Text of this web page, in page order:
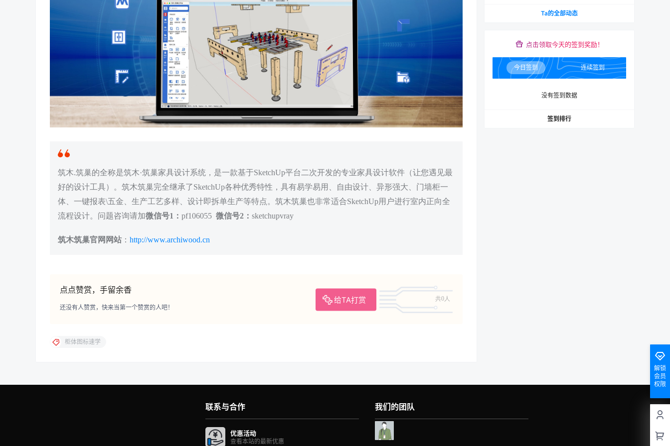
筑木.筑巢的全称是筑木·筑巢家具设计系统，是一款基于SketchUp平台二次开发的专业家具设计软件（让您遇见最
好的设计工具）。筑木筑巢完全继承了SketchUp各种优秀特性，具有易学易用、自由设计、异形强大、门墙柜一
体、一键报表\五金、生产工艺多样、设计即拆单生产等特点。筑木筑巢也非常适合SketchUp用户进行室内正向全
流程设计。问题咨询请加微信号1： pf106055 微信号2： sketchupvray
筑木筑巢官网网站 ： http://www.archiwood.cn
点点赞赏，手留余香
给TA打赏 共0人
还没有人赞赏，快来当第一个赞赏的人吧！
柜体图标速学
Ta的全部动态
点击领取今天的签到奖励！
今日签到 连续签到
没有签到数据
签到排行
解锁
会员
权限
联系与合作
优惠活动
查看本站的最新优惠
我们的团队